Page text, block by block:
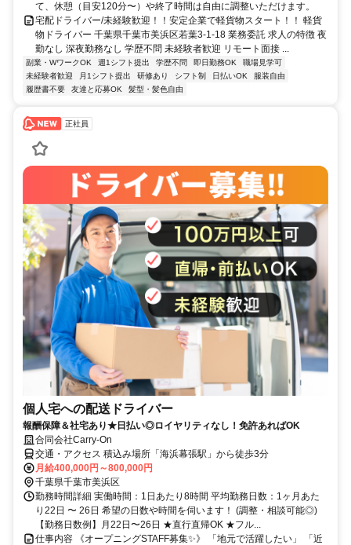
て、休憩（目安120分〜）や終了時間は自由に調整いただけます。
宅配ドライバー/未経験歓迎！！安定企業で軽貨物スタート！！ 軽貨
物ドライバー 千葉県千葉市美浜区若葉3-1-18 業務委託 求人の特徴 夜
勤なし 深夜勤務なし 学歴不問 未経験者歓迎 リモート面接 ...
副業・WワークOK 週1シフト提出 学歴不問 即日勤務OK
職場見学可
未経験者歓迎
月1シフト提出 研修あり シフト制 日払いOK
服装自由
履歴書不要
友達と応募OK 髪型・髪色自由
正社員
個人宅への配送ドライバー
報酬保障＆社宅あり★日払い◎ロイヤリティなし！免許あればOK
合同会社Carry-On
交通・アクセス 積込み場所「海浜幕張駅」から徒歩3分
月給400,000円～800,000円
千葉県千葉市美浜区
勤務時間詳細 実働時間：1日あたり8時間 平均勤務日数：1ヶ月あた
り22日 〜 26日 希望の日数や時間を伺います！ (調整・相談可能◎)
【勤務日数例】月22日〜26日 ★直行直帰OK ★フル...
仕事内容 《オープニングSTAFF募集✨》 「地元で活躍したい」 「近